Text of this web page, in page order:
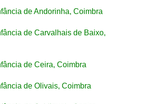
de Andorinha, Coimbra
de Carvalhais de Baixo,
de Ceira, Coimbra
de Olivais, Coimbra